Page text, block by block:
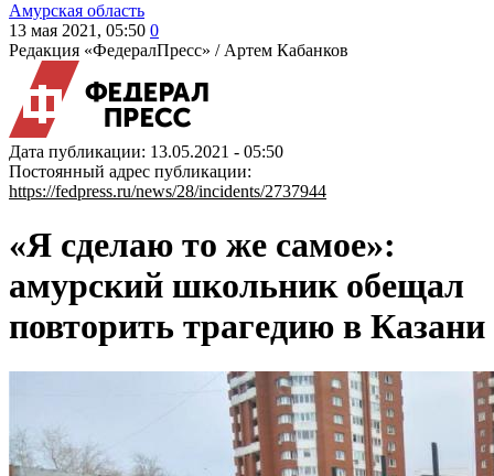
Амурская область
13 мая 2021, 05:50 0
Редакция «ФедералПресс» / Артем Кабанков
Дата публикации: 13.05.2021 - 05:50
Постоянный адрес публикации:
https://fedpress.ru/news/28/incidents/2737944
«Я сделаю то же самое»:
амурский школьник обещал
повторить трагедию в Казани